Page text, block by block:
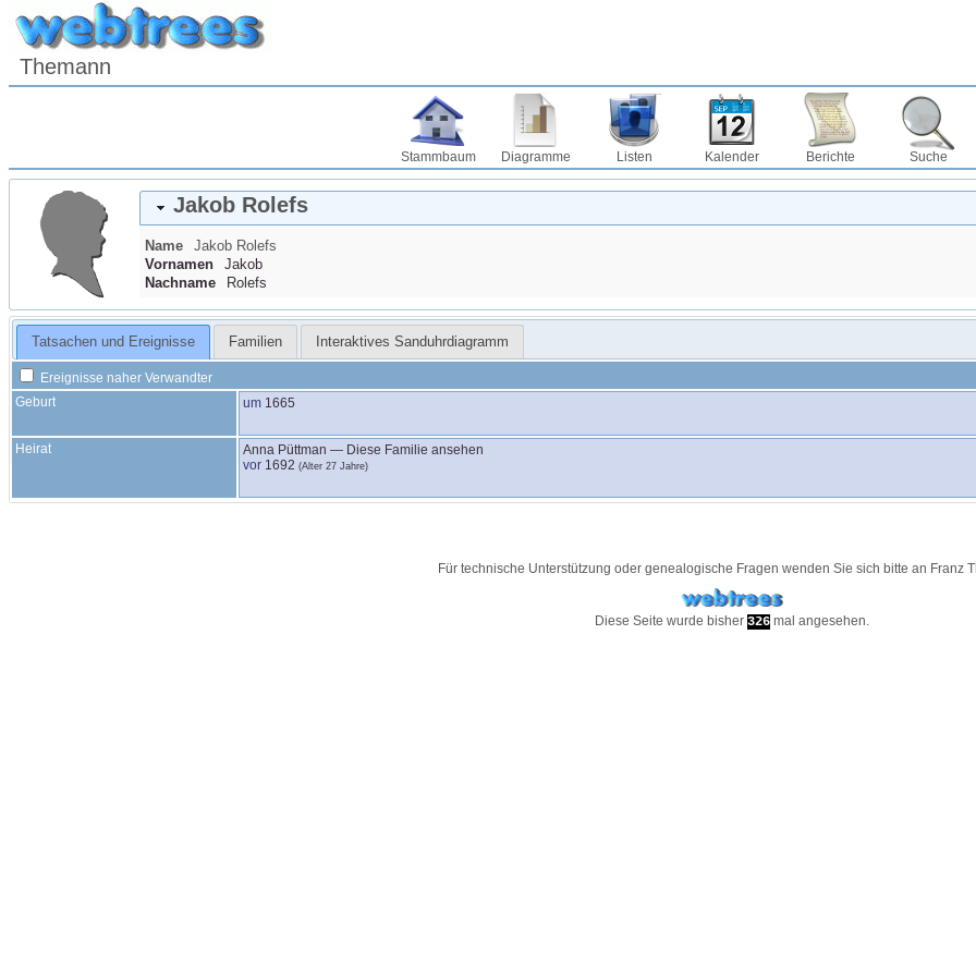
Themann
Stammbaum Diagramme Listen Kalender Berichte Suche
Jakob Rolefs
Name Jakob Rolefs
Vornamen
Jakob
Nachname
Rolefs
Tatsachen und Ereignisse Familien Interaktives Sanduhrdiagramm
Ereignisse naher Verwandter
Geburt
um 1665
Heirat Anna Püttman — Diese Familie ansehen
vor 1692 (Alter 27 Jahre)
Für technische Unterstützung oder genealogische Fragen wenden Sie sich bitte an Franz
Diese Seite wurde bisher 326 mal angesehen.